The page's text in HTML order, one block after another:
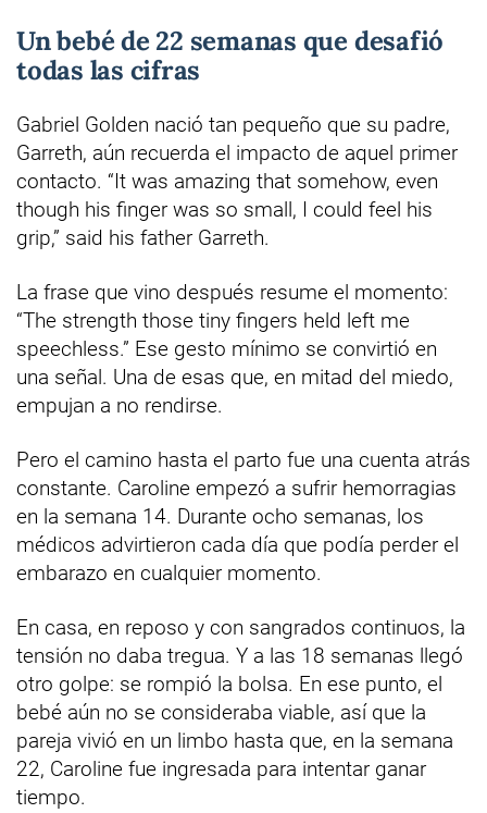
Un bebé de 22 semanas que desafió
todas las cifras
Gabriel Golden nació tan pequeño que su padre,
Garreth, aún recuerda el impacto de aquel primer
contacto. “It was amazing that somehow, even
though his finger was so small, I could feel his
grip,” said his father Garreth.
La frase que vino después resume el momento:
“The strength those tiny fingers held left me
speechless.” Ese gesto mínimo se convirtió en
una señal. Una de esas que, en mitad del miedo,
empujan a no rendirse.
Pero el camino hasta el parto fue una cuenta atrás
constante. Caroline empezó a sufrir hemorragias
en la semana 14. Durante ocho semanas, los
médicos advirtieron cada día que podía perder el
embarazo en cualquier momento.
En casa, en reposo y con sangrados continuos, la
tensión no daba tregua. Y a las 18 semanas llegó
otro golpe: se rompió la bolsa. En ese punto, el
bebé aún no se consideraba viable, así que la
pareja vivió en un limbo hasta que, en la semana
22, Caroline fue ingresada para intentar ganar
tiempo.